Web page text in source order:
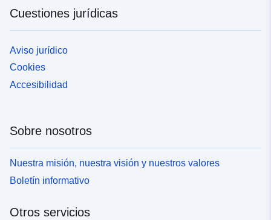
Cuestiones jurídicas
Aviso jurídico
Cookies
Accesibilidad
Sobre nosotros
Nuestra misión, nuestra visión y nuestros valores
Boletín informativo
Otros servicios